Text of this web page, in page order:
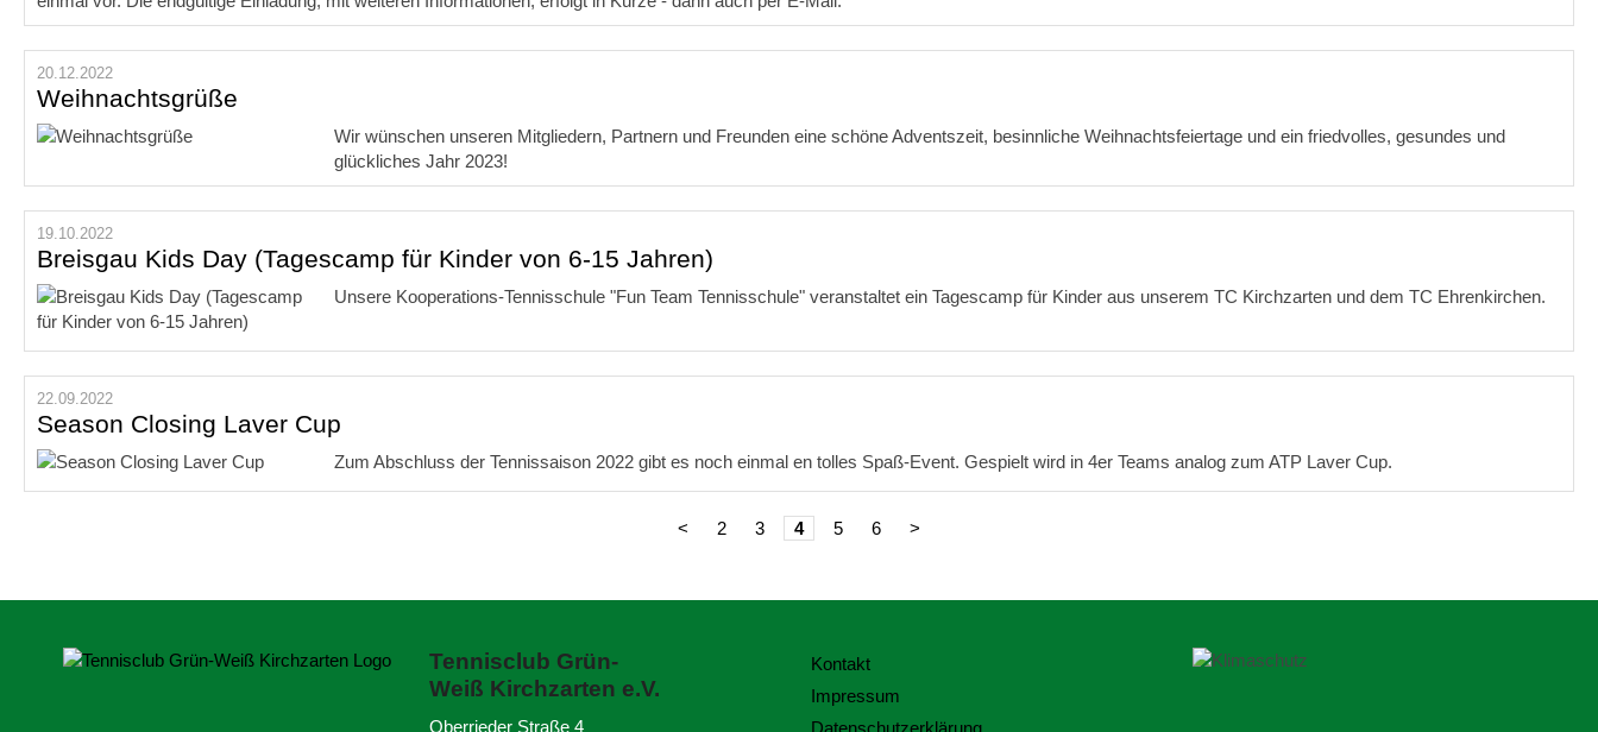
20.12.2022
Weihnachtsgrüße
Wir wünschen unseren Mitgliedern, Partnern und Freunden eine schöne Adventszeit, besinnliche Weihnachtsfeiertage und ein friedvolles, gesundes und
glückliches Jahr 2023!
19.10.2022
Breisgau Kids Day (Tagescamp für Kinder von 6-15 Jahren)
Unsere Kooperations-Tennisschule "Fun Team Tennisschule" veranstaltet ein Tagescamp für Kinder aus unserem TC Kirchzarten und dem TC Ehrenkirchen.
22.09.2022
Season Closing Laver Cup
Zum Abschluss der Tennissaison 2022 gibt es noch einmal en tolles Spaß-Event. Gespielt wird in 4er Teams analog zum ATP Laver Cup.
< 2 3 4 5 6 >
Tennisclub Grün-
Weiß Kirchzarten e.V.
Oberrieder Straße 4
Kontakt
Impressum
Datenschutzerklärung